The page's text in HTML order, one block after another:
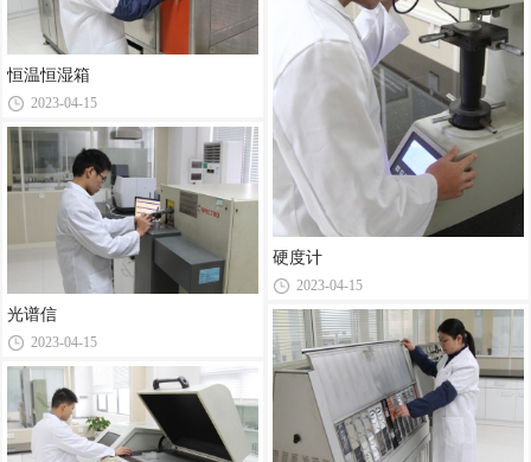
恒温恒湿箱
2023-04-15
光谱信
2023-04-15
硬度计
2023-04-15